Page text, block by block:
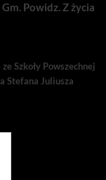
Powidz. Z życia
Szkoły Powszechnej
Stefana Juliusza